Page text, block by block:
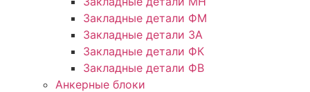
Закладные детали ФМ
Закладные детали ЗА
Закладные детали ФК
Закладные детали ФВ
Анкерные блоки